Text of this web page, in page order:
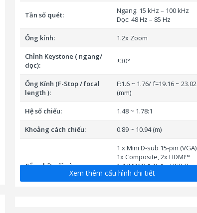
Tần số quét:
Ngang: 15 kHz – 100 kHz
Dọc: 48 Hz – 85 Hz
Ống kính: 1.2x Zoom
Chỉnh Keystone ( ngang/
dọc):
±30°
Ống Kính (F-Stop / focal
length ):
F:1.6 ~ 1.76/ f=19.16 ~ 23.02
(mm)
Hệ số chiếu: 1.48 ~ 1.78:1
Khoảng cách chiếu: 0.89 ~ 10.94 (m)
Cổng kết nối vào:
1 x Mini D-sub 15-pin (VGA),
1x Composite, 2x HDMI™
1.4 (HDCP 1.4), 1 x USB-B
2.0, 1x RJ45, 1 x 3.5 mm
Stereo Mini Jack, 2x RCA
Xem thêm cấu hình chi tiết